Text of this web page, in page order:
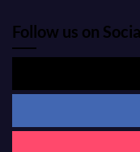
Follow us on